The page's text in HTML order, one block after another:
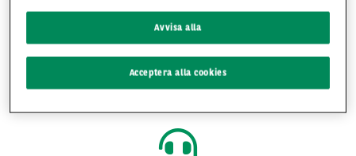
ENKELHET
Lägg bud och köp online när och var du än är
Avvisa alla
Acceptera alla cookies